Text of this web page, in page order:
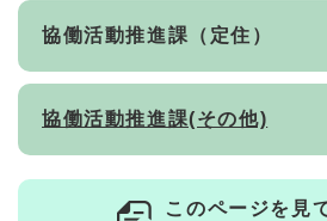
協働活動推進課（定住）
協働活動推進課(その他)
このページを見